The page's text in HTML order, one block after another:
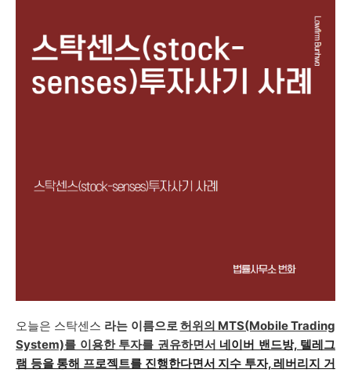
오늘은 스탁센스 라는 이름으로허위의 MTS(Mobile Trading
System)를 이용한 투자를 권유하면서 네이버 밴드방, 텔레그
램 등을 통해 프로젝트를 진행한다면서 지수 투자, 레버리지 거